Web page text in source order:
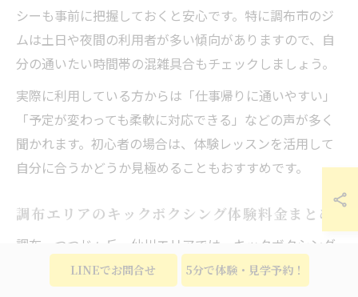
シーも事前に把握しておくと安心です。特に調布市のジ
ムは土日や夜間の利用者が多い傾向がありますので、自
分の通いたい時間帯の混雑具合もチェックしましょう。
実際に利用している方からは「仕事帰りに通いやすい」
「予定が変わっても柔軟に対応できる」などの声が多く
聞かれます。初心者の場合は、体験レッスンを活用して
自分に合うかどうか見極めることもおすすめです。
調布エリアのキックボクシング体験料金まとめ
調布・つつじヶ丘・仙川エリアでは、キックボクシング
ジムの体験レッスンが1,000円〜3,000円程度で受けられ
る場合が多いです。体験レッスンでは、実際のトレーニ
LINEでお問合せ 5分で体験・見学予約！